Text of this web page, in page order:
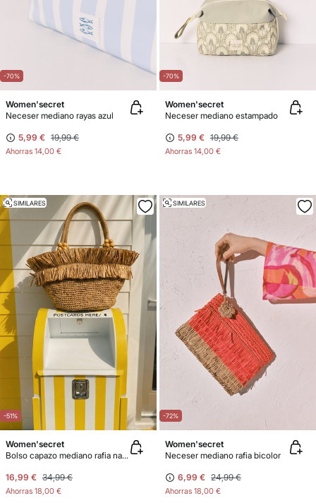
-70%
Women'secret
Neceser mediano rayas azul
5,99 € 19,99 €
Ahorras 14,00 €
-70%
Women'secret
Neceser mediano estampado
5,99 € 19,99 €
Ahorras 14,00 €
-51%
SIMILARES
Women'secret
Bolso capazo mediano rafia natural
16,99 € 34,99 €
Ahorras 18,00 €
-72%
SIMILARES
Women'secret
Neceser mediano rafia bicolor
6,99 € 24,99 €
Ahorras 18,00 €